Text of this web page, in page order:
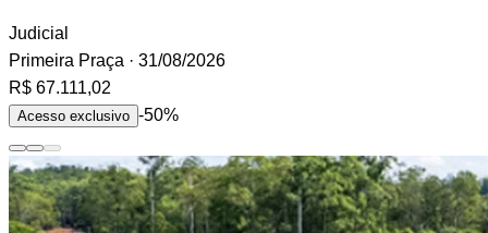
Judicial
Primeira Praça · 31/08/2026
R$ 67.111,02
Acesso exclusivo -50%